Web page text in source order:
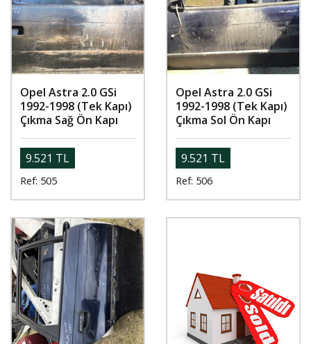
Opel Astra 2.0 GSi
1992-1998 (Tek Kapı)
Çıkma Sağ Ön Kapı
9.521 TL
Ref: 505
Opel Astra 2.0 GSi
1992-1998 (Tek Kapı)
Çıkma Sol Ön Kapı
9.521 TL
Ref: 506